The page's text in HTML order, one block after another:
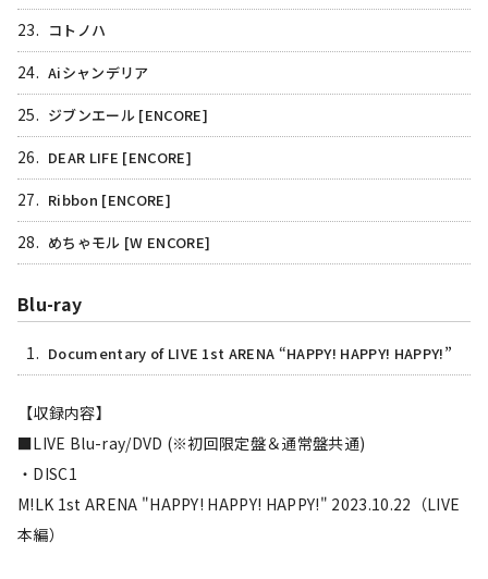
23. コトノハ
24. Aiシャンデリア
25. ジブンエール [ENCORE]
26. DEAR LIFE [ENCORE]
27. Ribbon [ENCORE]
28. めちゃモル [W ENCORE]
Blu-ray
1. Documentary of LIVE 1st ARENA “HAPPY! HAPPY! HAPPY!”
【収録内容】
■LIVE Blu-ray/DVD (※初回限定盤＆通常盤共通)
・DISC1
M!LK 1st ARENA "HAPPY! HAPPY! HAPPY!" 2023.10.22（LIVE
本編）